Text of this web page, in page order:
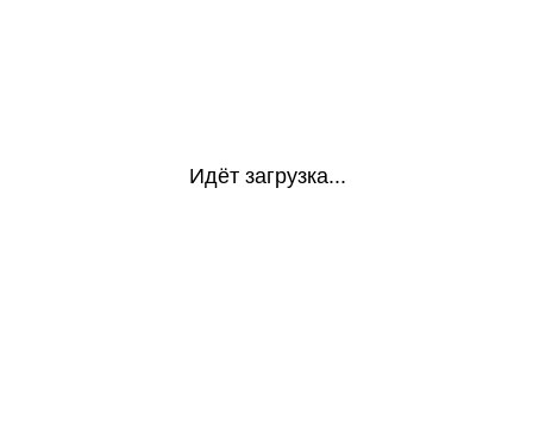
Идёт загрузка...